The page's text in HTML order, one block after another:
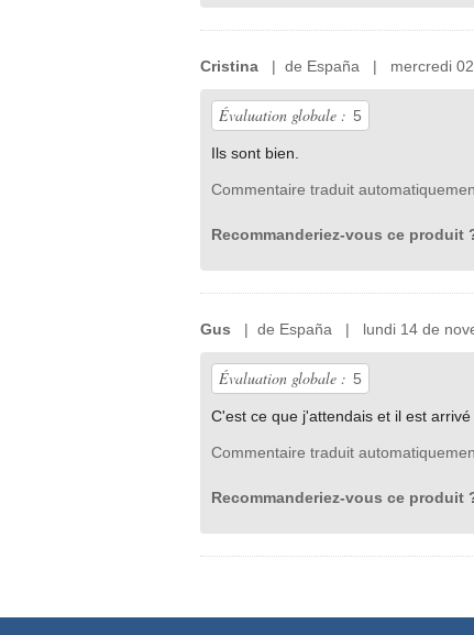
Cristina | de España | mercredi 02
Évaluation globale : 5
Ils sont bien.
Commentaire traduit
Recommanderiez-vous ce produit
Gus | de España | lundi 14 de
Évaluation globale : 5
C'est ce que j'attendais et il est arrivé
Commentaire traduit
Recommanderiez-vous ce produit